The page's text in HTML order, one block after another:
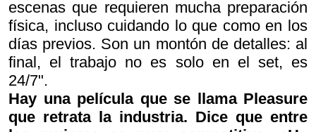
escenas que requieren mucha preparación
física, incluso cuidando lo que como en los
días previos. Son un montón de detalles: al
final, el trabajo no es solo en el set, es
24/7".
Hay una película que se llama Pleasure
que retrata la industria. Dice que entre